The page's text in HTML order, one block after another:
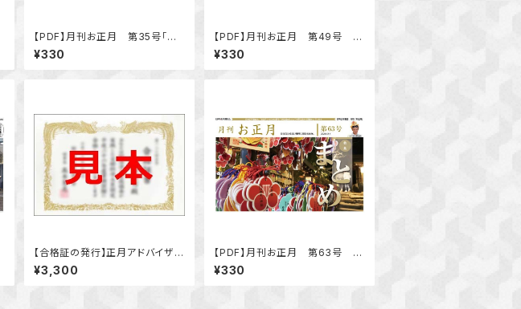
【PDF】月刊お正月 第35号「伊
達巻きアレンジレシピ特集」
¥330
【PDF】月刊お正月 第49号 特
集「七草がゆ簡単アレンジレシピ
特集」
¥330
【合格証の発行】正月アドバイザー
®検定［初級］2022年
¥3,300
【PDF】月刊お正月 第63号 特
集「まとめ」
¥330